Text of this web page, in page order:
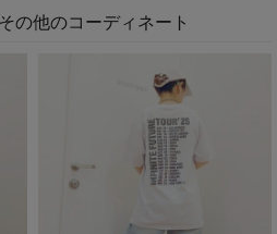
の他のコーディネート